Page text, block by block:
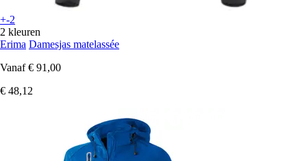
+-2
2 kleuren
Erima Damesjas matelassée
Vanaf € 91,00
€ 48,12